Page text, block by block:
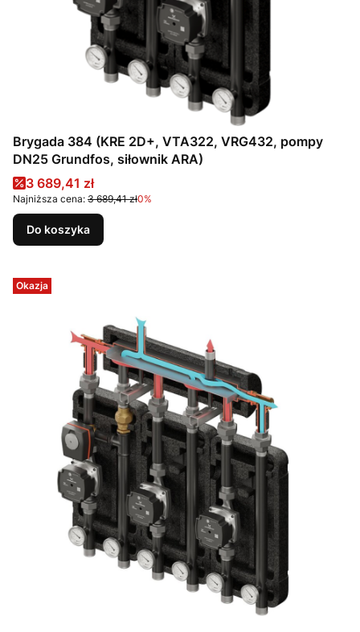
Brygada 384 (KRE 2D+, VTA322, VRG432, pompy
DN25 Grundfos, siłownik ARA)
Cena promocyjna
3 689,41 zł
Najniższa cena: 3 689,41 zł0%
Do koszyka
Okazja